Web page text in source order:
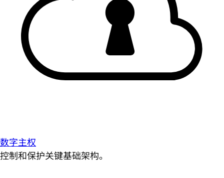
数字主权
控制和保护关键基础架构。